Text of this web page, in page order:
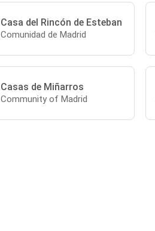
Casa del Rincón de Esteban
Comunidad de Madrid
Casas de Miñarros
Community of Madrid